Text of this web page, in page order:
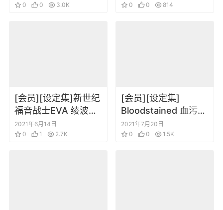
人物角色设定插画集
0
0 3.0K
Artworks Vol.03
0
0 814
[会员][设定集]新世纪
福音战士EVA 绫波育
成计划with明日香补
完计划设定插画集
2021年6月14日
0
1 2.7K
[会员][设定集]
Bloodstained 血污
夜之仪式 设定画集 血
咒之城 暗夜仪式 插画
2021年7月20日
0
0 1.5K